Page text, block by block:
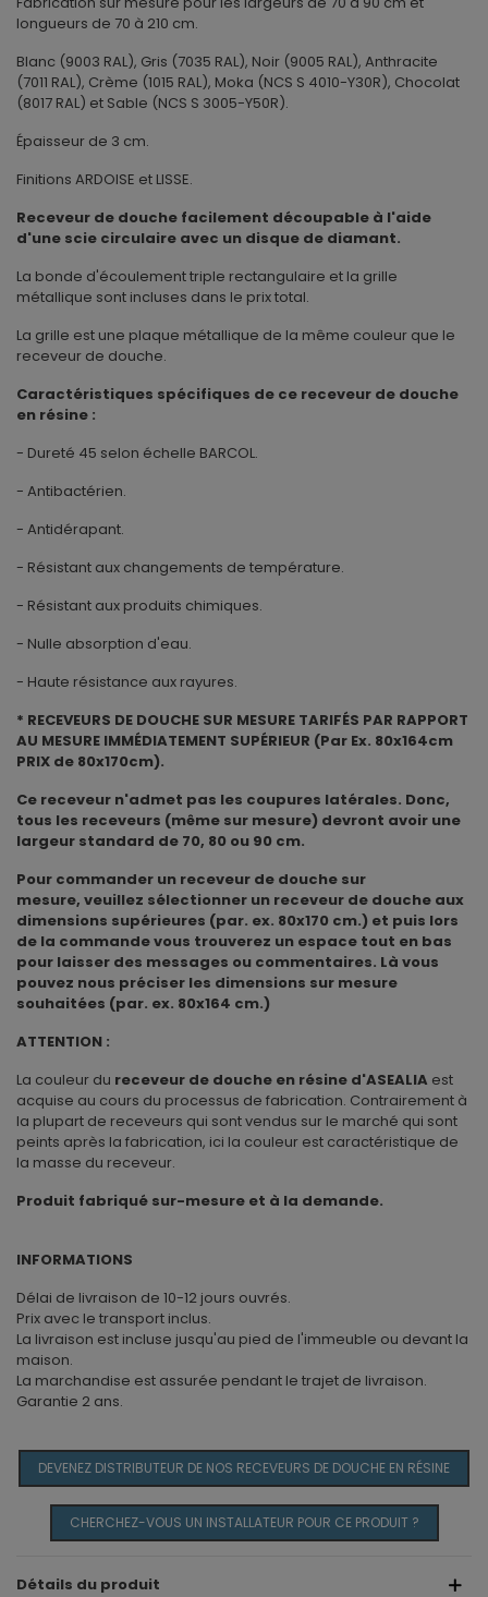
longueurs de 70 à 210 cm.
Blanc (9003 RAL), Gris (7035 RAL), Noir (9005 RAL), Anthracite
(7011 RAL), Crème (1015 RAL), Moka (NCS S 4010-Y30R), Chocolat
(8017 RAL) et Sable (NCS S 3005-Y50R).
Épaisseur de 3 cm.
Finitions ARDOISE et LISSE.
Receveur de douche facilement découpable à l'aide
d'une scie circulaire avec un disque de diamant.
La bonde d'écoulement triple rectangulaire et la grille
métallique sont incluses dans le prix total.
La grille est une plaque métallique de la même couleur que le
receveur de douche.
Caractéristiques spécifiques de ce receveur de douche
en résine :
- Dureté 45 selon échelle BARCOL.
- Antibactérien.
- Antidérapant.
- Résistant aux changements de température.
- Résistant aux produits chimiques.
- Nulle absorption d'eau.
- Haute résistance aux rayures.
* RECEVEURS DE DOUCHE SUR MESURE TARIFÉS PAR RAPPORT
AU MESURE IMMÉDIATEMENT SUPÉRIEUR (Par Ex. 80x164cm
PRIX de 80x170cm).
Ce receveur n'admet pas les coupures latérales. Donc,
tous les receveurs (même sur mesure) devront avoir une
largeur standard de 70, 80 ou 90 cm.
Pour commander un receveur de douche sur
mesure, veuillez sélectionner un receveur de douche aux
dimensions supérieures (par. ex. 80x170 cm.) et puis lors
de la commande vous trouverez un espace tout en bas
pour laisser des messages ou commentaires. Là vous
pouvez nous préciser les dimensions sur mesure
souhaitées (par. ex. 80x164 cm.)
ATTENTION :
La couleur du receveur de douche en résine d'ASEALIA est
acquise au cours du processus de fabrication. Contrairement à
la plupart de receveurs qui sont vendus sur le marché qui sont
peints après la fabrication, ici la couleur est caractéristique de
la masse du receveur.
Produit fabriqué sur-mesure et à la demande.
INFORMATIONS
Délai de livraison de 10-12 jours ouvrés.
Prix avec le transport inclus.
La livraison est incluse jusqu'au pied de l'immeuble ou devant la
maison.
La marchandise est assurée pendant le trajet de livraison.
Garantie 2 ans.
DEVENEZ DISTRIBUTEUR DE NOS RECEVEURS DE DOUCHE EN RÉSINE
CHERCHEZ-VOUS UN INSTALLATEUR POUR CE PRODUIT ?
Détails du produit